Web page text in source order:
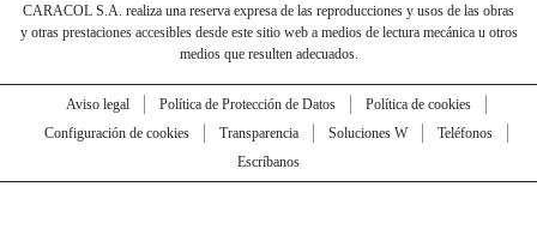
CARACOL S.A. realiza una reserva expresa de las reproducciones y usos de las obras
y otras prestaciones accesibles desde este sitio web a medios de lectura mecánica u otros
medios que resulten adecuados.
Aviso legal Política de Protección de Datos
Política de cookies
Configuración de cookies
Transparencia Soluciones W
Teléfonos
Escríbanos